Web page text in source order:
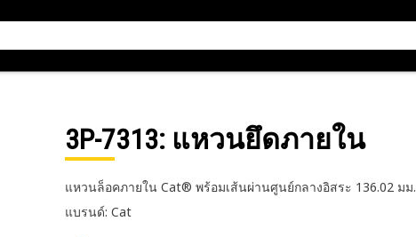
3P-7313: แหวนยึดภายใน
แหวนล็อคภายใน Cat® พร้อมเส้นผ่านศูนย์กลางอิสระ 136.02 มม.
แบรนด์: Cat